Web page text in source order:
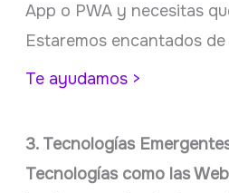
App o PWA y necesitas
Estaremos encantados
Te ayudamos >
3. Tecnologías
Tecnologías como las